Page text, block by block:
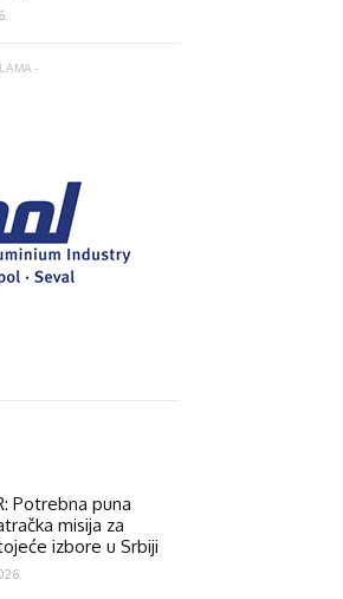
-
Potrebna puna
misija za
izbore u Srbiji